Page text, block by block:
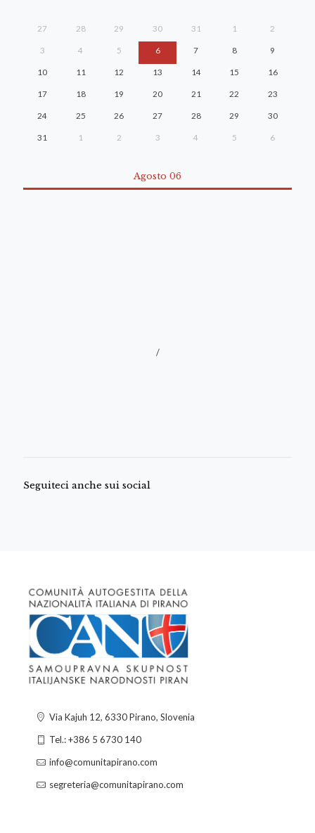
27 28 29 30 31 1 2
3 4 5 6 7 8 9
10 11 12 13 14 15 16
17 18 19 20 21 22 23
24 25 26 27 28 29 30
31 1 2 3 4 5 6
Agosto 06
/
Seguiteci anche sui social
Via Kajuh 12, 6330 Pirano, Slovenia
Tel.: +386 5 6730 140
info@comunitapirano.com
segreteria@comunitapirano.com